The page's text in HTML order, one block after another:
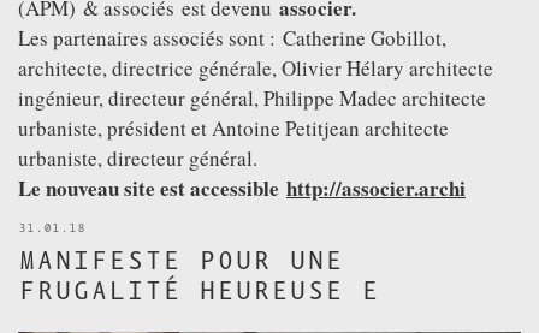
(APM) & associés est devenu associer.
Les partenaires associés sont : Catherine Gobillot,
architecte, directrice générale, Olivier Hélary architecte
ingénieur, directeur général, Philippe Madec architecte
urbaniste, président et Antoine Petitjean architecte
urbaniste, directeur général.
Le nouveau site est accessible http://associer.archi
31.01.18
MANIFESTE POUR UNE
FRUGALITÉ HEUREUSE E
DISTINCTIONS
CONTACT
VIDÉOS
REMERCIEMENTS
PUBLICATIONS
SUIVEZ NOUS SUR